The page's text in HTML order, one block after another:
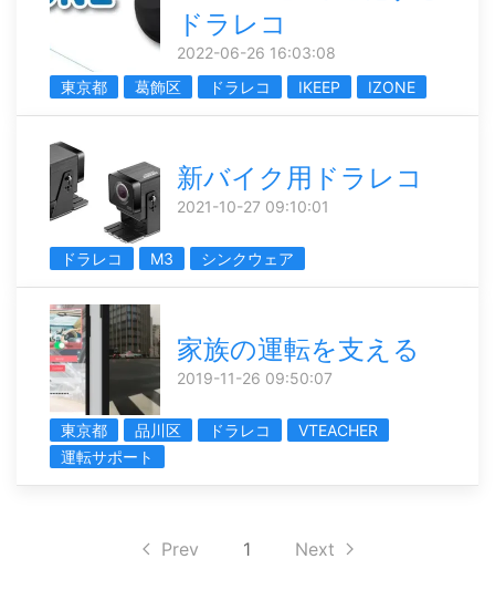
ドラレコ
2022-06-26 16:03:08
東京都
葛飾区 ドラレコ IKEEP IZONE
新バイク用ドラレコ
2021-10-27 09:10:01
ドラレコ M3 シンクウェア
家族の運転を支える
2019-11-26 09:50:07
東京都 品川区 ドラレコ
VTEACHER
運転サポート
Prev 1 Next